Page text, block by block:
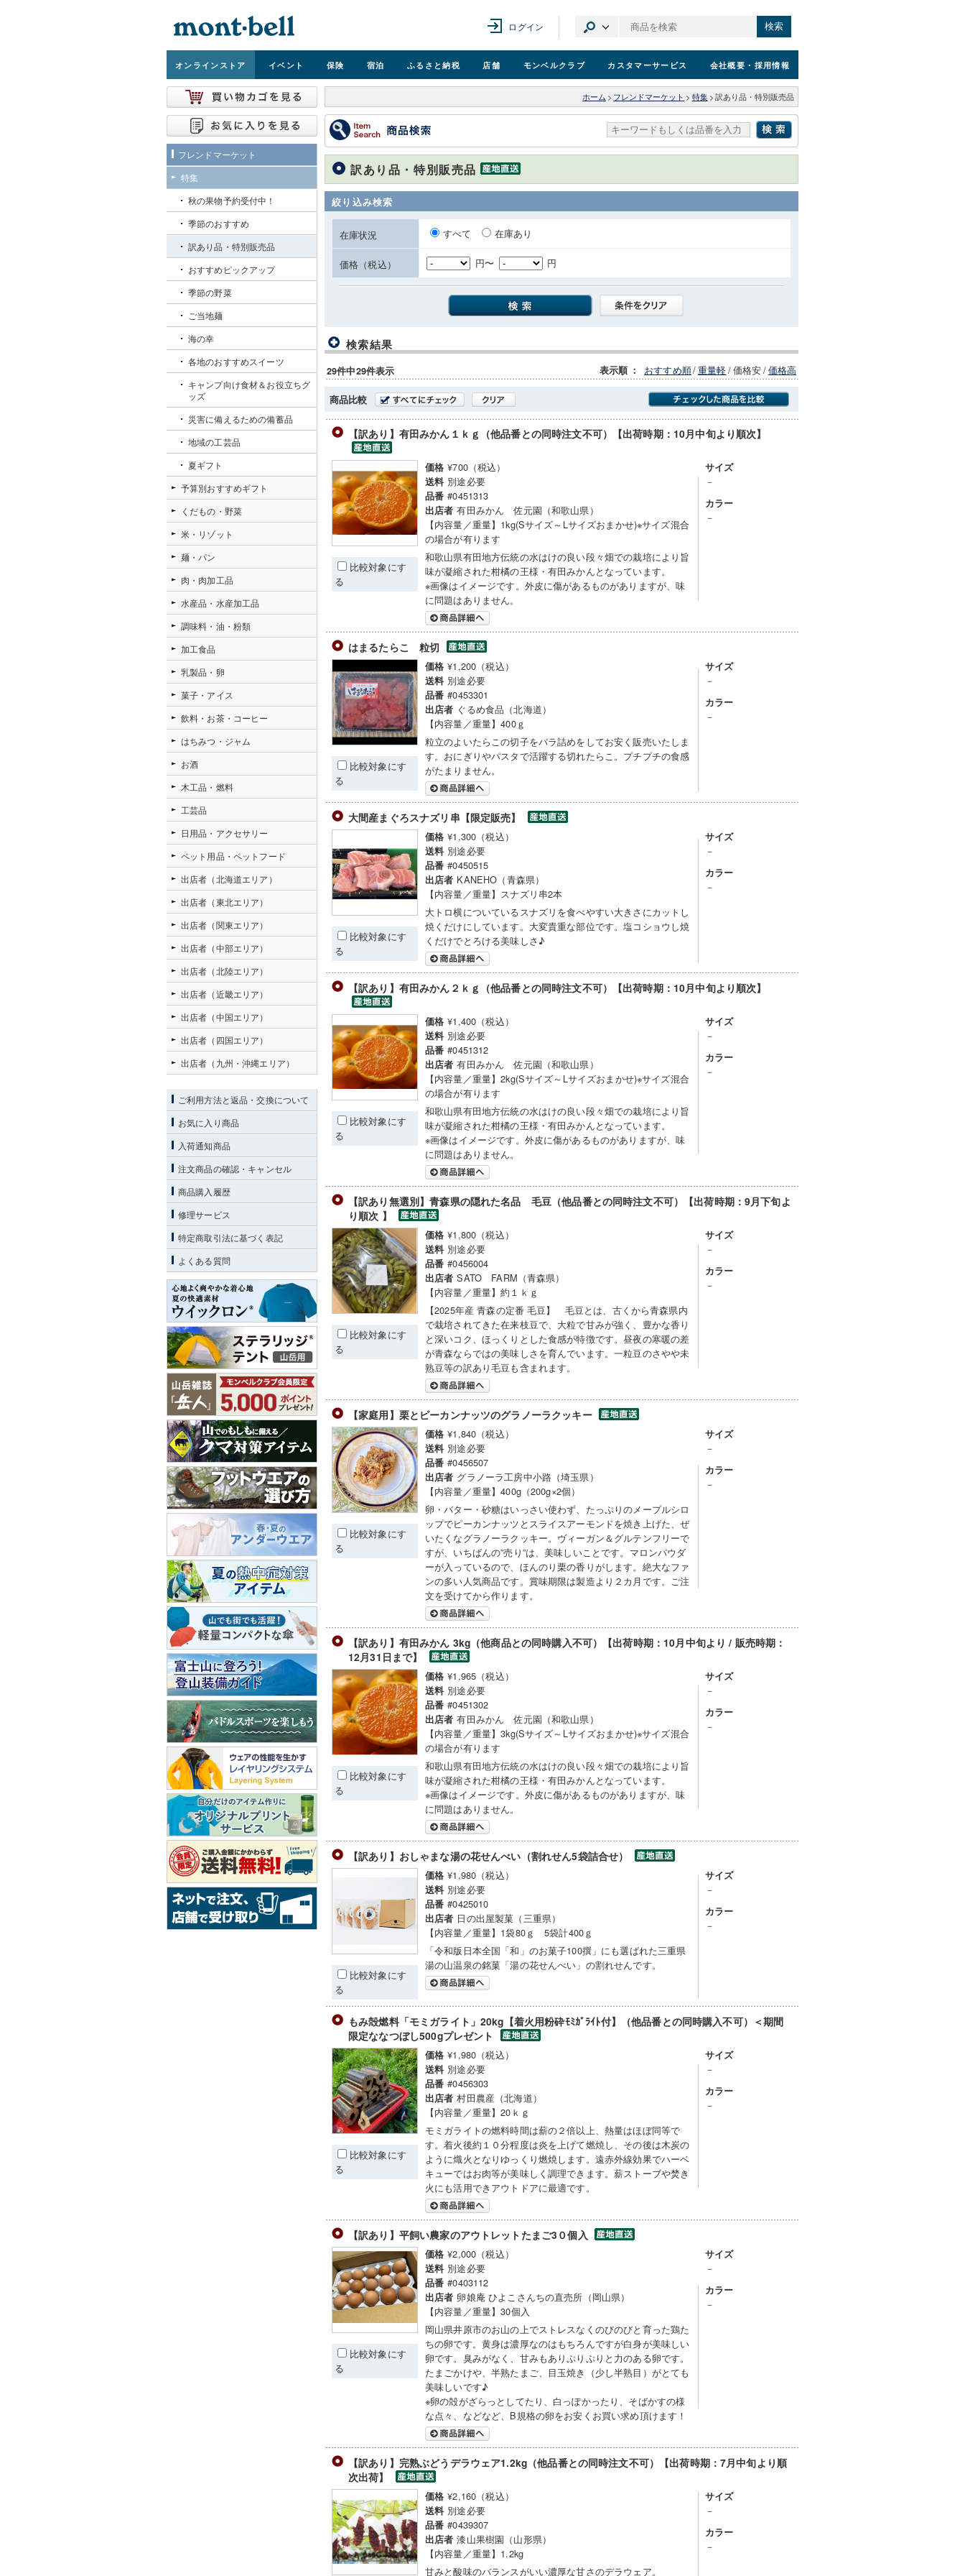
ログイン 検索
オンラインストア イベント 保険 宿泊 ふるさと納税 店舗 モンベルクラブ カスタマーサービス 会社概要 ・採用情報
ホーム > フレンドマーケット > 特集 > 訳あり品・特別販売品
訳あり品・特別販売品
絞り込み検索
在庫状況 すべて 在庫あり
価格（税込） 円〜 円
検索結果
29件中29件表示 表示順 ： おすすめ順/重量軽/価格安/価格高
商品比較
商品にのみフォーカスする
【訳あり】有田みかん１ｋｇ（他品番との同時注文不可）【出荷時期：10月中旬より順次】
比較対象にす
る
価格 ¥700（税込）
送料 別途必要
品番 #0451313
出店者 有田みかん 佐元園（和歌山県）
【内容量／重量】1kg(Sサイズ～Lサイズおまかせ)※サイズ混合
の場合が有ります
和歌山県有田地方伝統の水はけの良い段々畑での栽培により旨
味が凝縮された柑橘の王様・有田みかんとなっています。
※画像はイメージです。外皮に傷があるものがありますが、味
に問題はありません。
サイズ
－
カラー
－
はまるたらこ 粒切
比較対象にす
る
価格 ¥1,200（税込）
送料 別途必要
品番 #0453301
出店者 ぐるめ食品（北海道）
【内容量／重量】400ｇ
粒立のよいたらこの切子をバラ詰めをしてお安く販売いたしま
す。おにぎりやパスタで活躍する切れたらこ。プチプチの食感
がたまりません。
サイズ
－
カラー
－
大間産まぐろスナズリ串【限定販売】
比較対象にす
る
価格 ¥1,300（税込）
送料 別途必要
品番 #0450515
出店者 KANEHO（青森県）
【内容量／重量】スナズリ串2本
大トロ横についているスナズリを食べやすい大きさにカットし
焼くだけにしています。大変貴重な部位です。塩コショウし焼
くだけでとろける美味しさ♪
サイズ
－
カラー
－
【訳あり】有田みかん２ｋｇ（他品番との同時注文不可）【出荷時期：10月中旬より順次】
比較対象にす
る
価格 ¥1,400（税込）
送料 別途必要
品番 #0451312
出店者 有田みかん 佐元園（和歌山県）
【内容量／重量】2kg(Sサイズ～Lサイズおまかせ)※サイズ混合
の場合が有ります
和歌山県有田地方伝統の水はけの良い段々畑での栽培により旨
味が凝縮された柑橘の王様・有田みかんとなっています。
※画像はイメージです。外皮に傷があるものがありますが、味
に問題はありません。
サイズ
－
カラー
－
【訳あり無選別】青森県の隠れた名品 毛豆（他品番との同時注文不可）【出荷時期：9月下旬よ
り順次 】
比較対象にす
る
価格 ¥1,800（税込）
送料 別途必要
品番 #0456004
出店者 SATO FARM（青森県）
【内容量／重量】約１ｋｇ
【2025年産 青森の定番 毛豆】 毛豆とは、古くから青森県内
で栽培されてきた在来枝豆で、大粒で甘みが強く、豊かな香り
と深いコク、ほっくりとした食感が特徴です。昼夜の寒暖の差
が青森ならではの美味しさを育んでいます。一粒豆のさやや未
熟豆等の訳あり毛豆も含まれます。
サイズ
－
カラー
－
【家庭用】栗とピーカンナッツのグラノーラクッキー
比較対象にす
る
価格 ¥1,840（税込）
送料 別途必要
品番 #0456507
出店者 グラノーラ工房中小路（埼玉県）
【内容量／重量】400g（200g×2個）
卵・バター・砂糖はいっさい使わず、たっぷりのメープルシロ
ップでピーカンナッツとスライスアーモンドを焼き上げた、ぜ
いたくなグラノーラクッキー。ヴィーガン＆グルテンフリーで
すが、いちばんの”売り”は、美味しいことです。マロンパウダ
ーが入っているので、ほんのり栗の香りがします。絶大なファ
ンの多い人気商品です。賞味期限は製造より２カ月です。ご注
文を受けてから作ります。
サイズ
－
カラー
－
【訳あり】有田みかん 3kg（他商品との同時購入不可）【出荷時期：10月中旬より / 販売時期：
12月31日まで】
比較対象にす
る
価格 ¥1,965（税込）
送料 別途必要
品番 #0451302
出店者 有田みかん 佐元園（和歌山県）
【内容量／重量】3kg(Sサイズ～Lサイズおまかせ)※サイズ混合
の場合が有ります
和歌山県有田地方伝統の水はけの良い段々畑での栽培により旨
味が凝縮された柑橘の王様・有田みかんとなっています。
※画像はイメージです。外皮に傷があるものがありますが、味
に問題はありません。
サイズ
－
カラー
－
【訳あり】おしゃまな湯の花せんべい（割れせん5袋詰合せ）
比較対象にす
る
価格 ¥1,980（税込）
送料 別途必要
品番 #0425010
出店者 日の出屋製菓（三重県）
【内容量／重量】1袋80ｇ 5袋計400ｇ
「令和版日本全国「和」のお菓子100撰」にも選ばれた三重県
湯の山温泉の銘菓「湯の花せんべい」の割れせんです。
サイズ
－
カラー
－
もみ殻燃料「モミガライト」20kg【着火用粉砕ﾓﾐｶﾞﾗｲﾄ付】（他品番との同時購入不可）＜期間
限定ななつぼし500gプレゼント
比較対象にす
る
価格 ¥1,980（税込）
送料 別途必要
品番 #0456303
出店者 村田農産（北海道）
【内容量／重量】20ｋｇ
モミガライトの燃料時間は薪の２倍以上、熱量はほぼ同等で
す。着火後約１０分程度は炎を上げて燃焼し、その後は木炭の
ように熾火となりゆっくり燃焼します。遠赤外線効果でハーベ
キューではお肉等が美味しく調理できます。薪ストーブや焚き
火にも活用できアウトドアに最適です。
サイズ
－
カラー
－
【訳あり】平飼い農家のアウトレットたまご3０個入
比較対象にす
る
価格 ¥2,000（税込）
送料 別途必要
品番 #0403112
出店者 卵娘庵 ひよこさんちの直売所（岡山県）
【内容量／重量】30個入
岡山県井原市のお山の上でストレスなくのびのびと育った鶏た
ちの卵です。黄身は濃厚なのはもちろんですが白身が美味しい
卵です。臭みがなく、甘みもありぷりぷりと力のある卵です。
たまごかけや、半熟たまご、目玉焼き（少し半熟目）がとても
美味しいです♪
※卵の殻がざらっとしてたり、白っぽかったり、そばかすの様
な点々、などなど、B規格の卵をお安くお買い求め頂けます！
サイズ
－
カラー
－
【訳あり】完熟ぶどうデラウェア1.2kg（他品番との同時注文不可）【出荷時期：7月中旬より順
次出荷】
価格 ¥2,160（税込）
送料 別途必要
品番 #0439307
出店者 漆山果樹園（山形県）
【内容量／重量】1.2kg
甘みと酸味のバランスがいい濃厚な甘さのデラウェア。
サイズ
－
カラー
－
フレンドマーケット
特集
秋の果物予約受付中！
季節のおすすめ
訳あり品・特別販売品
おすすめピックアップ
季節の野菜
ご当地麺
海の幸
各地のおすすめスイーツ
キャンプ向け食材＆お役立ちグ
ッズ
災害に備えるための備蓄品
地域の工芸品
夏ギフト
予算別おすすめギフト
くだもの・野菜
米・リゾット
麺・パン
肉・肉加工品
水産品・水産加工品
調味料・油・粉類
加工食品
乳製品・卵
菓子・アイス
飲料・お茶・コーヒー
はちみつ・ジャム
お酒
木工品・燃料
工芸品
日用品・アクセサリー
ペット用品・ペットフード
出店者（北海道エリア）
出店者（東北エリア）
出店者（関東エリア）
出店者（中部エリア）
出店者（北陸エリア）
出店者（近畿エリア）
出店者（中国エリア）
出店者（四国エリア）
出店者（九州・沖縄エリア）
ご利用方法と返品・交換について
お気に入り商品
入荷通知商品
注文商品の確認・キャンセル
商品購入履歴
修理サービス
特定商取引法に基づく表記
よくある質問